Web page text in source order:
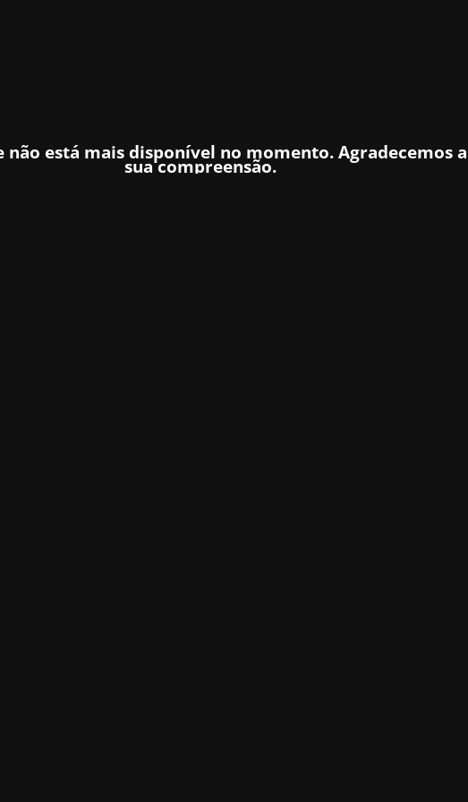
não está mais disponível no momento. Agradecemos a
sua compreensão.